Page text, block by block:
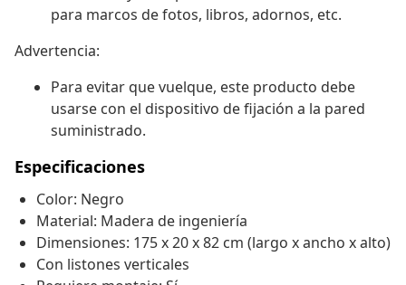
para marcos de fotos, libros, adornos, etc.
Advertencia:
Para evitar que vuelque, este producto debe
usarse con el dispositivo de fijación a la pared
suministrado.
Especificaciones
Color: Negro
Material: Madera de ingeniería
Dimensiones: 175 x 20 x 82 cm (largo x ancho x alto)
Con listones verticales